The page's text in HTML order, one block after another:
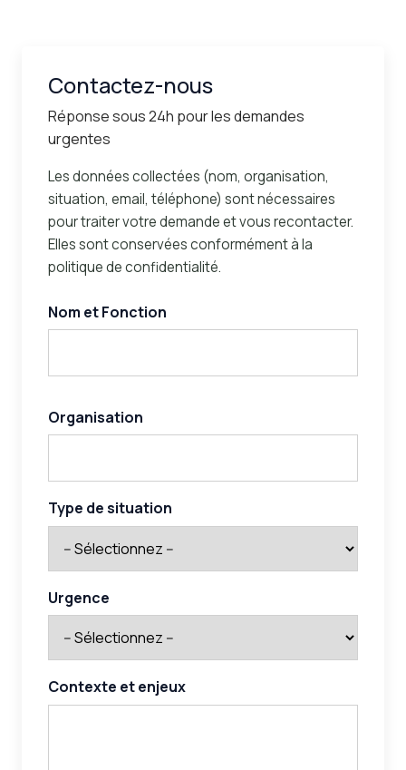
Contactez-nous
Réponse sous 24h pour les demandes
urgentes
Les données collectées (nom, organisation,
situation, email, téléphone) sont nécessaires
pour traiter votre demande et vous recontacter.
Elles sont conservées conformément à la
politique de confidentialité.
Nom et Fonction
Organisation
Type de situation
Urgence
Contexte et enjeux